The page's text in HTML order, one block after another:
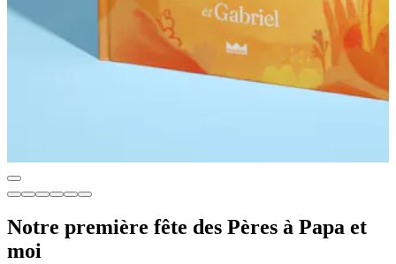
Notre première fête des Pères à Papa et
moi